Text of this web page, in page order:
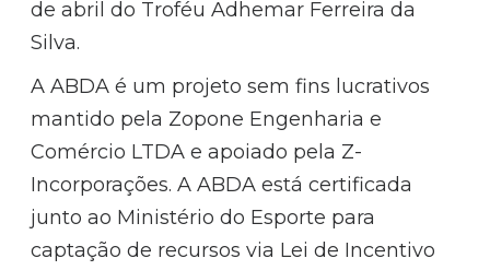
de abril do Troféu Adhemar Ferreira da
Silva.
A ABDA é um projeto sem fins lucrativos
mantido pela Zopone Engenharia e
Comércio LTDA e apoiado pela Z-
Incorporações. A ABDA está certificada
junto ao Ministério do Esporte para
captação de recursos via Lei de Incentivo